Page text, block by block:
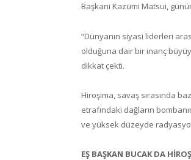
Başkanı Kazumi Matsui,
“Dünyanın siyasi liderleri
olduğuna dair bir inanç
dikkat çekti.
Hiroşima, savaş sırasında
etrafındaki dağların
ve yüksek düzeyde
EŞ BAŞKAN BUCAK DA